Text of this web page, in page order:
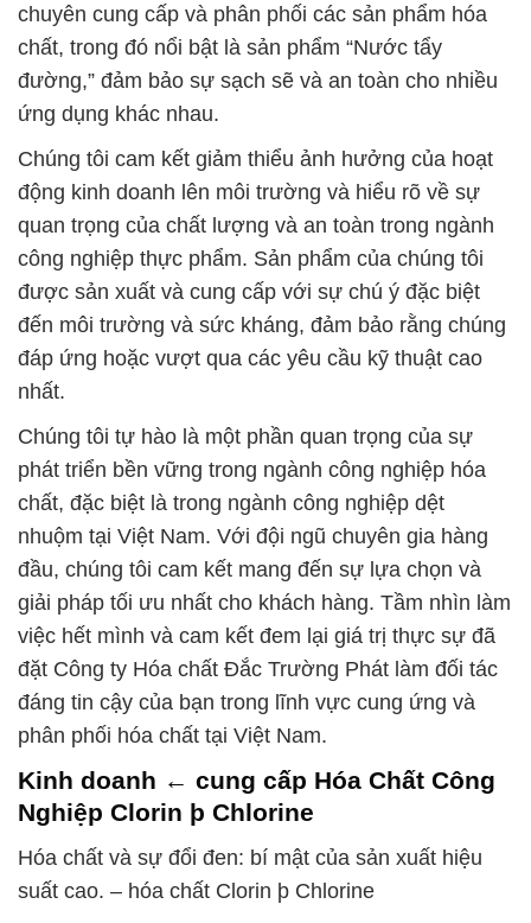
chuyên cung cấp và phân phối các sản phẩm hóa
chất, trong đó nổi bật là sản phẩm “Nước tẩy
đường,” đảm bảo sự sạch sẽ và an toàn cho nhiều
ứng dụng khác nhau.
Chúng tôi cam kết giảm thiểu ảnh hưởng của hoạt
động kinh doanh lên môi trường và hiểu rõ về sự
quan trọng của chất lượng và an toàn trong ngành
công nghiệp thực phẩm. Sản phẩm của chúng tôi
được sản xuất và cung cấp với sự chú ý đặc biệt
đến môi trường và sức kháng, đảm bảo rằng chúng
đáp ứng hoặc vượt qua các yêu cầu kỹ thuật cao
nhất.
Chúng tôi tự hào là một phần quan trọng của sự
phát triển bền vững trong ngành công nghiệp hóa
chất, đặc biệt là trong ngành công nghiệp dệt
nhuộm tại Việt Nam. Với đội ngũ chuyên gia hàng
đầu, chúng tôi cam kết mang đến sự lựa chọn và
giải pháp tối ưu nhất cho khách hàng. Tầm nhìn làm
việc hết mình và cam kết đem lại giá trị thực sự đã
đặt Công ty Hóa chất Đắc Trường Phát làm đối tác
đáng tin cậy của bạn trong lĩnh vực cung ứng và
phân phối hóa chất tại Việt Nam.
Kinh doanh ← cung cấp Hóa Chất Công
Nghiệp Clorin þ Chlorine
Hóa chất và sự đổi đen: bí mật của sản xuất hiệu
suất cao. – hóa chất Clorin þ Chlorine